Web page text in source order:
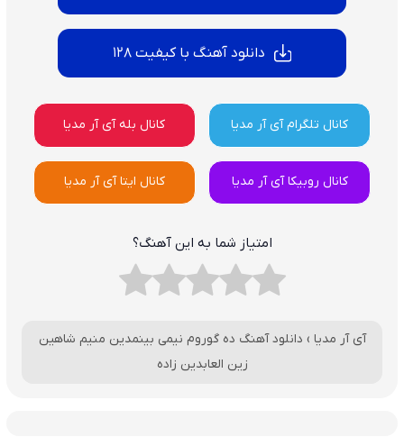
دانلود آهنگ با کیفیت 128
کانال تلگرام آی آر مدیا کانال بله آی آر مدیا
کانال روبیکا آی آر مدیا کانال ایتا آی آر مدیا
امتیاز شما به این آهنگ؟
آی آر مدیا › دانلود آهنگ ده گوروم نیمی بینمدین منیم شاهین
زین العابدین زاده